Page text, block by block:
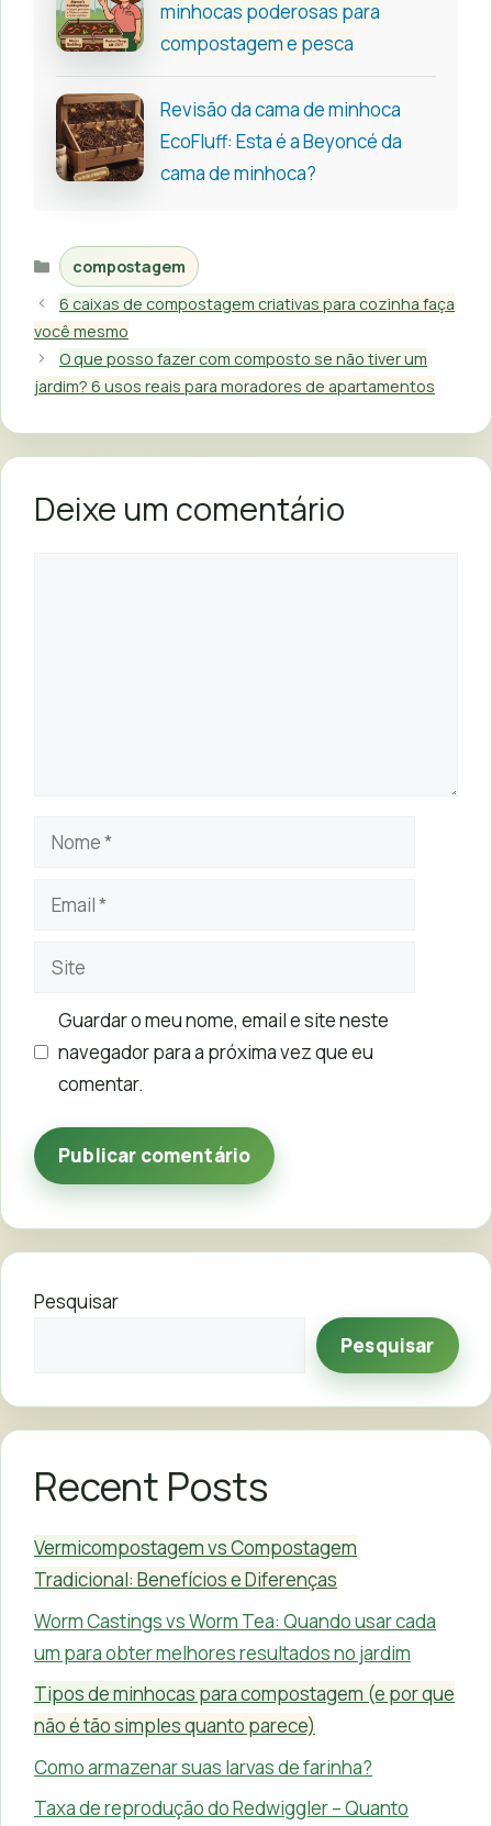
minhocas poderosas para
compostagem e pesca
Revisão da cama de minhoca
EcoFluff: Esta é a Beyoncé da
cama de minhoca?
Categorias
compostagem
6 caixas de compostagem criativas para cozinha faça
você mesmo
O que posso fazer com composto se não tiver um
jardim? 6 usos reais para moradores de apartamentos
Deixe um comentário
Nome
Email
Site
Guardar o meu nome, email e site neste
navegador para a próxima vez que eu
comentar.
Pesquisar
Pesquisar
Recent Posts
Vermicompostagem vs Compostagem
Tradicional: Benefícios e Diferenças
Worm Castings vs Worm Tea: Quando usar cada
um para obter melhores resultados no jardim
Tipos de minhocas para compostagem (e por que
não é tão simples quanto parece)
Como armazenar suas larvas de farinha?
Taxa de reprodução do Redwiggler – Quanto